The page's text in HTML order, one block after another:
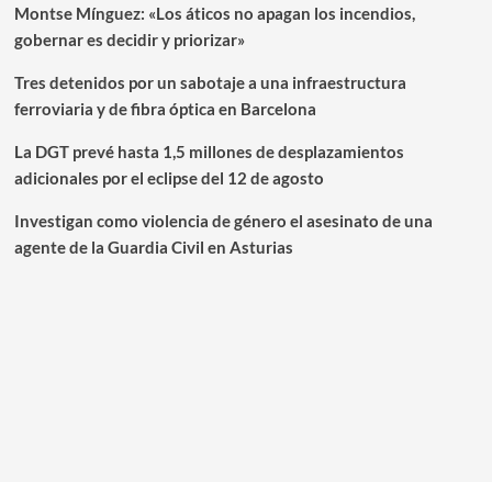
Montse Mínguez: «Los áticos no apagan los incendios,
gobernar es decidir y priorizar»
Tres detenidos por un sabotaje a una infraestructura
ferroviaria y de fibra óptica en Barcelona
La DGT prevé hasta 1,5 millones de desplazamientos
adicionales por el eclipse del 12 de agosto
Investigan como violencia de género el asesinato de una
agente de la Guardia Civil en Asturias